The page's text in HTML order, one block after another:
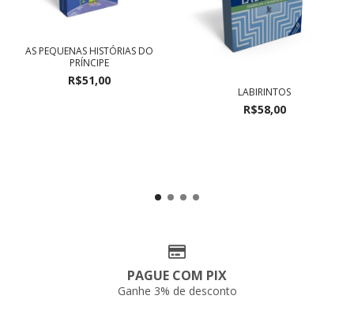
AS PEQUENAS HISTÓRIAS DO
PRÍNCIPE
R$51,00
LABIRINTOS
R$58,00
PAGUE COM PIX
Ganhe 3% de desconto